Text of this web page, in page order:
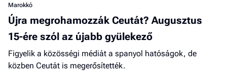
Marokkó
Újra megrohamozzák Ceutát? Augusztus
15-ére szól az újabb gyülekező
Figyelik a közösségi médiát a spanyol hatóságok, de
közben Ceutát is megerősítették.